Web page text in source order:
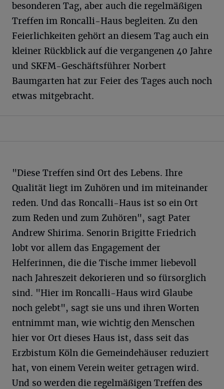
besonderen Tag, aber auch die regelmäßigen
Treffen im Roncalli-Haus begleiten. Zu den
Feierlichkeiten gehört an diesem Tag auch ein
kleiner Rückblick auf die vergangenen 40 Jahre
und SKFM-Geschäftsführer Norbert
Baumgarten hat zur Feier des Tages auch noch
etwas mitgebracht.
"Diese Treffen sind Ort des Lebens. Ihre
Qualität liegt im Zuhören und im miteinander
reden. Und das Roncalli-Haus ist so ein Ort
zum Reden und zum Zuhören", sagt Pater
Andrew Shirima. Senorin Brigitte Friedrich
lobt vor allem das Engagement der
Helferinnen, die die Tische immer liebevoll
nach Jahreszeit dekorieren und so fürsorglich
sind. "Hier im Roncalli-Haus wird Glaube
noch gelebt", sagt sie uns und ihren Worten
entnimmt man, wie wichtig den Menschen
hier vor Ort dieses Haus ist, dass seit das
Erzbistum Köln die Gemeindehäuser reduziert
hat, von einem Verein weiter getragen wird.
Und so werden die regelmäßigen Treffen des